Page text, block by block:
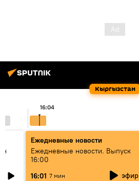
Кыргызстан
16:04
Ежедневные новости
Ежедневные новости. Выпуск
16:00
16:01 7 мин эфир